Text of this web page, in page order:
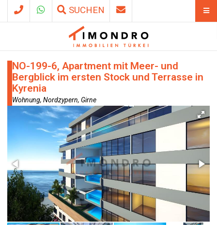
SUCHEN
NO-199-6, Apartment mit Meer- und
Bergblick im ersten Stock und Terrasse in
Kyrenia
Wohnung, Nordzypern, Girne